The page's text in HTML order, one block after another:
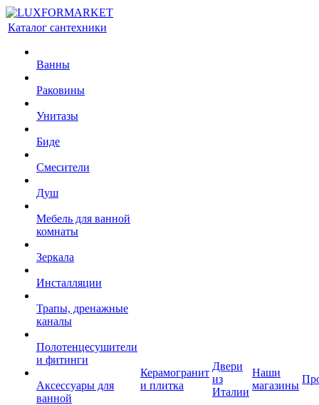
Каталог сантехники
Ванны
Раковины
Унитазы
Биде
Смесители
Душ
Мебель для ванной
комнаты
Зеркала
Инсталляции
Трапы, дренажные
каналы
Полотенцесушители
и фитинги
Аксессуары для
ванной
Керамогранит
и плитка
Двери
из
Италии
Наши
магазины